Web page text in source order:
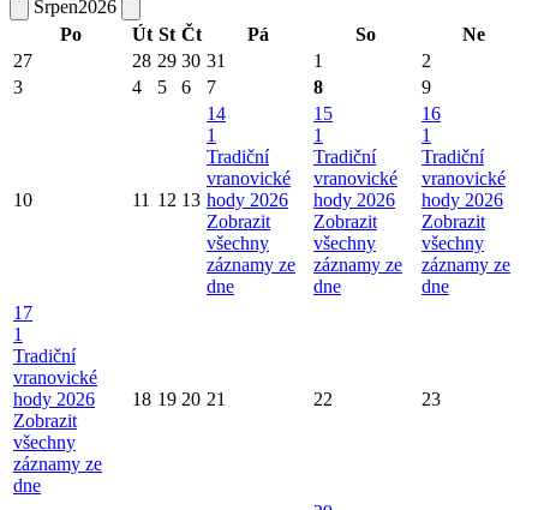
Srpen2026
Po
Út St Čt Pá So
Ne
27
28 29 30 31 1
2
3
4 5 6 7 8 9
10 11 12 13
14
1
Tradiční
vranovické
hody 2026
Zobrazit
všechny
záznamy ze
dne
15
1
Tradiční
vranovické
hody 2026
Zobrazit
všechny
záznamy ze
dne
16
1
Tradiční
vranovické
hody 2026
Zobrazit
všechny
záznamy ze
dne
17
1
Tradiční
vranovické
hody 2026
Zobrazit
všechny
záznamy ze
dne
18 19 20 21 22 23